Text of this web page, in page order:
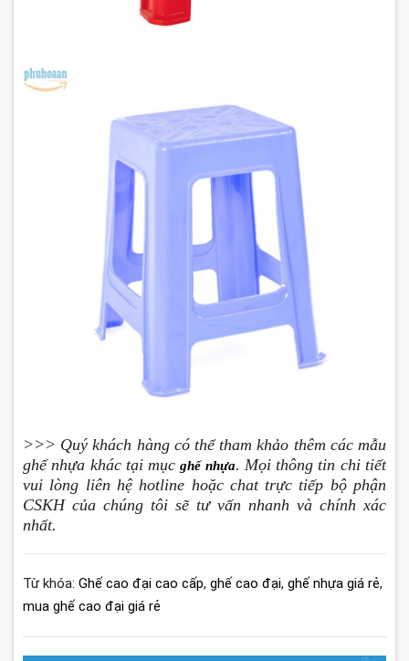
>>> Quý khách hàng có thể tham khảo thêm các mẫu
ghế nhựa khác tại mụcghế nhựa. Mọi thông tin chi tiết
vui lòng liên hệ hotline hoặc chat trực tiếp bộ phận
CSKH của chúng tôi sẽ tư vấn nhanh và chính xác
nhất.
Từ khóa: Ghế cao đại cao cấp, ghế cao đại, ghế nhựa giá rẻ,
mua ghế cao đại giá rẻ